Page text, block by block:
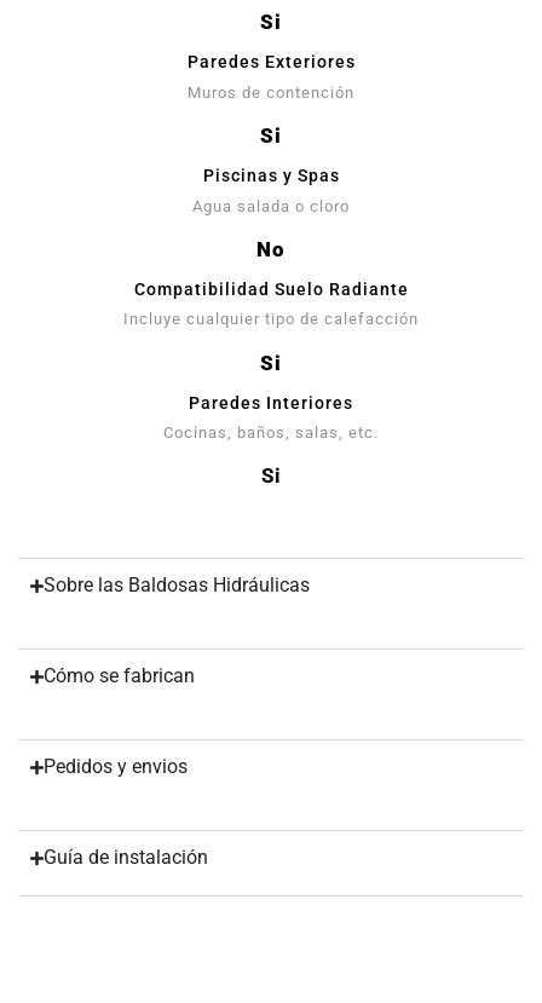
Si
Paredes Exteriores
Muros de contención
Si
Piscinas y Spas
Agua salada o cloro
No
Compatibilidad Suelo Radiante
Incluye cualquier tipo de calefacción
Si
Paredes Interiores
Cocinas, baños, salas, etc.
Si
Sobre las Baldosas Hidráulicas
Cómo se fabrican
Pedidos y envios
Guía de instalación